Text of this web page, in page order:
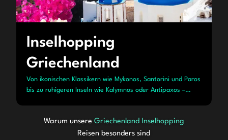
Inselhopping
Griechenland
Von ikonischen Klassikern wie Mykonos, Santorini und Paros
bis zu ruhigeren Inseln wie Kalymnos oder Antipaxos –
Urlaub.Warum unsere Griechenland Inselhopping
Reisen besonders sind